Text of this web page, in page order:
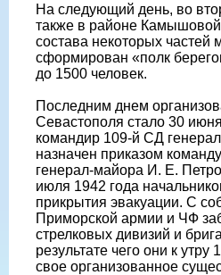
На следующий день, во
также в районе Камышовой
состава некоторых частей
сформирован «полк
до 1500 человек.
Последним днем
Севастополя стало 30
командир 109-й СД
назначен приказом
генерал-майора И. Е.
июля 1942 года
прикрытия эвакуации. С
Приморской армии и ЧФ
стрелковых дивизий и
результате чего они к
свое организованное